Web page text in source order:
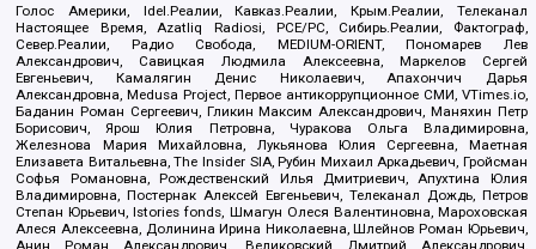
Голос Америки, Idel.Реалии, Кавказ.Реалии, Крым.Реалии, Телеканал
Настоящее Время, Azatliq Radiosi, PCE/PC, Сибирь.Реалии, Фактограф,
Север.Реалии, Радио Свобода, MEDIUM-ORIENT, Пономарев Лев
Александрович, Савицкая Людмила Алексеевна, Маркелов Сергей
Евгеньевич, Камалягин Денис Николаевич, Апахончич Дарья
Александровна, Medusa Project, Первое антикоррупционное СМИ, VTimes.io,
Баданин Роман Сергеевич, Гликин Максим Александрович, Маняхин Петр
Борисович, Ярош Юлия Петровна, Чуракова Ольга Владимировна,
Железнова Мария Михайловна, Лукьянова Юлия Сергеевна, Маетная
Елизавета Витальевна, The Insider SIA, Рубин Михаил Аркадьевич, Гройсман
Софья Романовна, Рождественский Илья Дмитриевич, Апухтина Юлия
Владимировна, Постернак Алексей Евгеньевич, Телеканал Дождь, Петров
Степан Юрьевич, Istories fonds, Шмагун Олеся Валентиновна, Мароховская
Алеся Алексеевна, Долинина Ирина Николаевна, Шлейнов Роман Юрьевич,
Анин Роман Александрович, Великовский Дмитрий Александрович,